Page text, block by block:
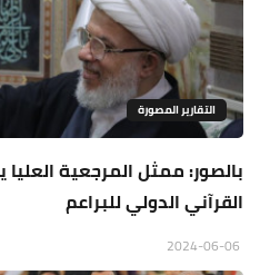
التقارير المصورة
بالصور: ممثل المرجعية
القرآني الدولي للبراعم